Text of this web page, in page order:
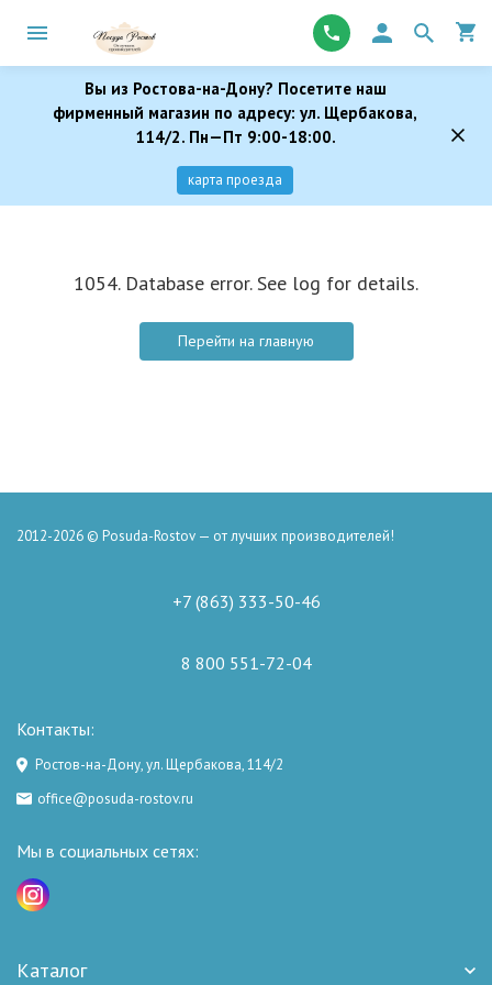
Вы из Ростова-на-Дону? Посетите наш
фирменный магазин по адресу: ул. Щербакова,
114/2. Пн—Пт 9:00-18:00.
карта проезда
1054. Database error. See log for details.
Перейти на главную
2012-2026 © Posuda-Rostov — от лучших производителей!
+7 (863) 333-50-46
8 800 551-72-04
Контакты:
Ростов-на-Дону, ул. Щербакова, 114/2
office@posuda-rostov.ru
Мы в социальных сетях:
Каталог